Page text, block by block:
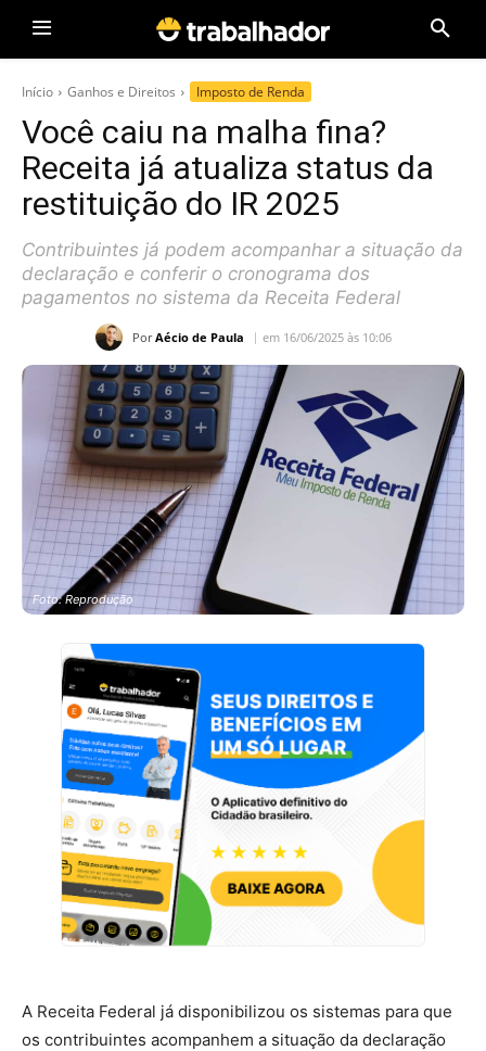
Início Ganhos e Direitos Imposto de Renda
Você caiu na malha fina?
Receita já atualiza status da
restituição do IR 2025
Contribuintes já podem acompanhar a situação da
declaração e conferir o cronograma dos
pagamentos no sistema da Receita Federal
Por Aécio de Paula em 16/06/2025 às 10:06
Foto: Reprodução
A Receita Federal já disponibilizou os sistemas para que
os contribuintes acompanhem a situação da declaração